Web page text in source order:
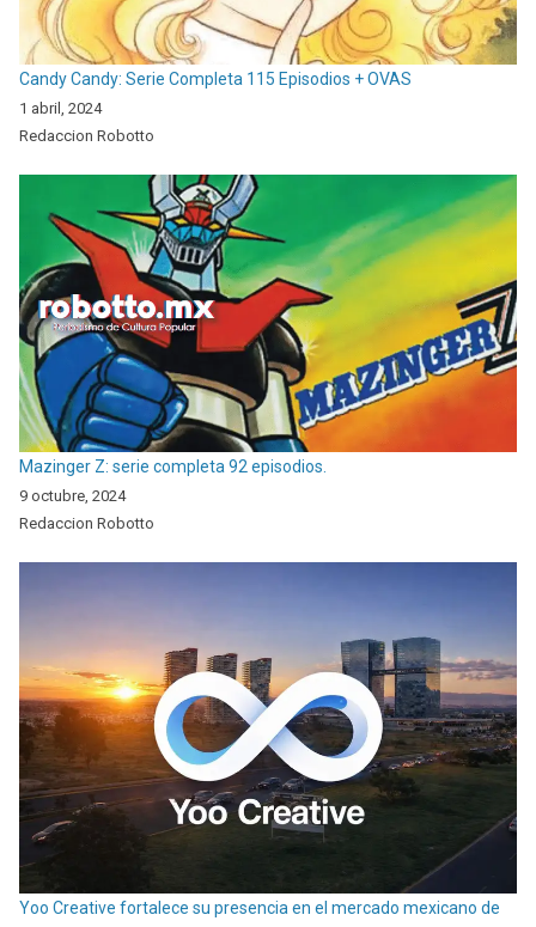
Candy Candy: Serie Completa 115 Episodios + OVAS
1 abril, 2024
Redaccion Robotto
Mazinger Z: serie completa 92 episodios.
9 octubre, 2024
Redaccion Robotto
Yoo Creative fortalece su presencia en el mercado mexicano de